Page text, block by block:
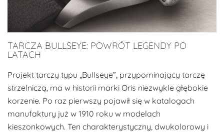
TARCZA BULLSEYE: POWRÓT LEGENDY PO
LATACH
Projekt tarczy typu „Bullseye”, przypominający tarczę
strzelniczą, ma w historii marki Oris niezwykle głębokie
korzenie. Po raz pierwszy pojawił się w katalogach
manufaktury już w 1910 roku w modelach
kieszonkowych. Ten charakterystyczny, dwukolorowy i